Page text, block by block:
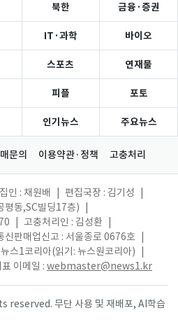
북한 금융·증권
IT·과학 바이오
스포츠 연재물
피플 포토
인기뉴스 주요뉴스
문의 이용약관·정책 고충처리
인 : 채원배 편집국장 : 김기성
평동,SC빌딩17층)
고충처리인 : 김성환
신판매업신고 : 서울종로 0676호
스1코리아(읽기: 뉴스원코리아)
표 이메일 : webmaster@news1.kr
무단 사용 및 재배포, AI학습